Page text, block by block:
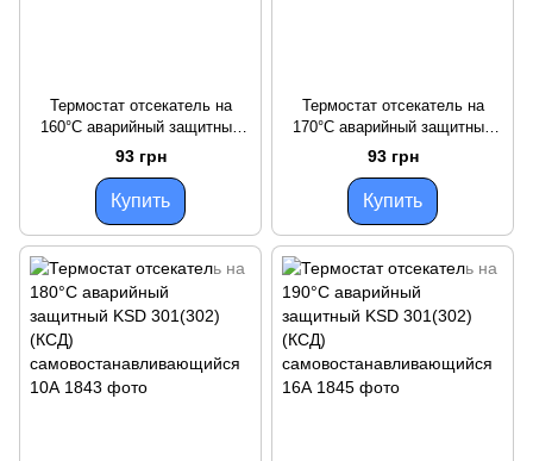
Термостат отсекатель на
160°С аварийный защитный
KSD 301 (302) (КСД)
самовостанавливающийся
93 грн
Купить
Термостат отсекатель на
170°С аварийный защитный
KSD 301(302) (КСД)
самовостанавливающийся
93 грн
Купить